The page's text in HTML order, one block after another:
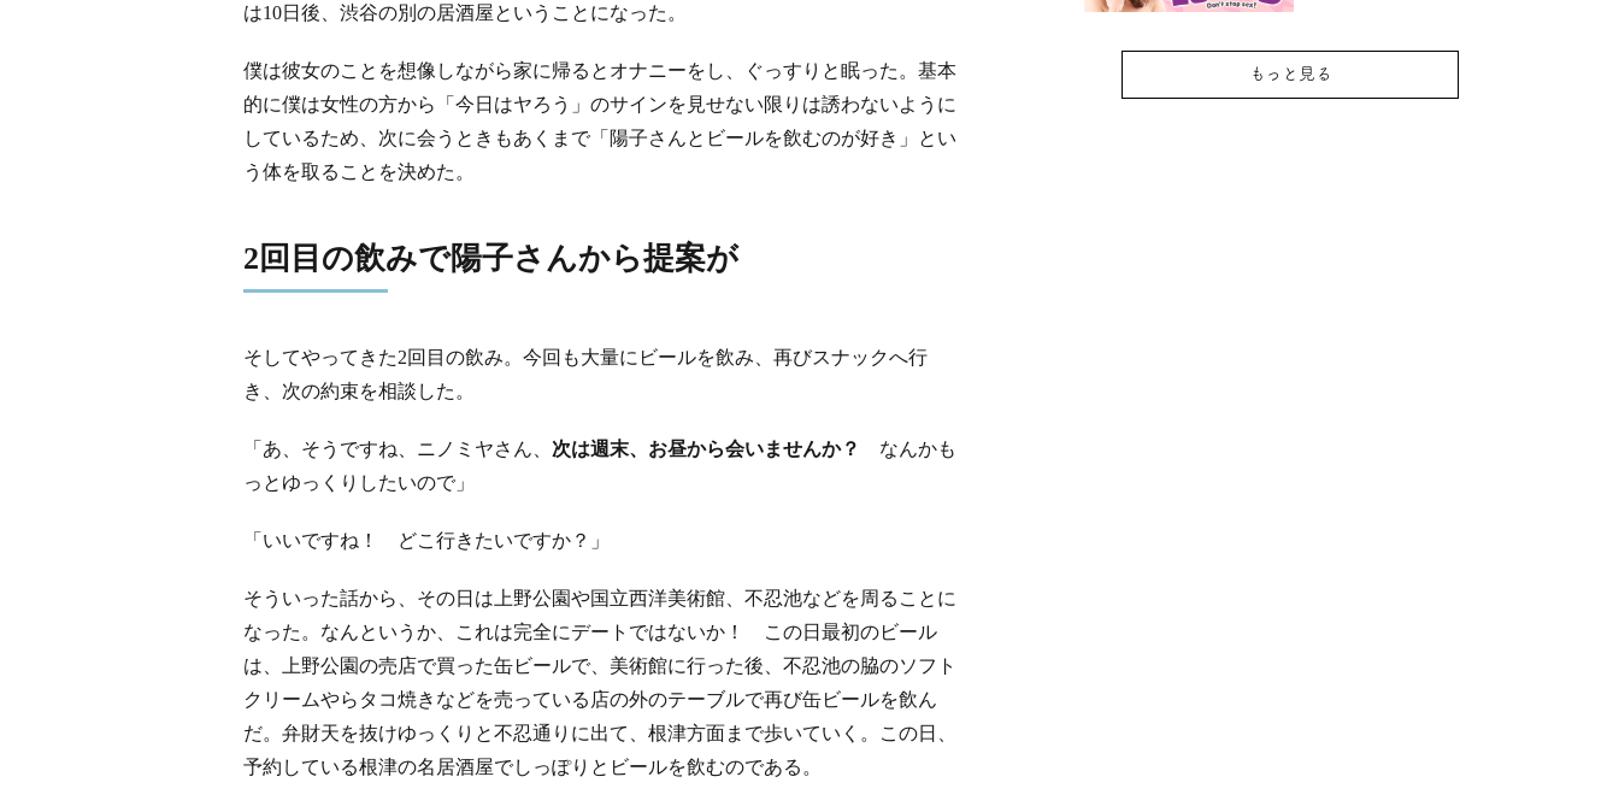
は10日後、渋谷の別の居酒屋ということになった。
僕は彼女のことを想像しながら家に帰るとオナニーをし、ぐっすりと眠った。基本
的に僕は女性の方から「今日はヤろう」のサインを見せない限りは誘わないように
しているため、次に会うときもあくまで「陽子さんとビールを飲むのが好き」とい
う体を取ることを決めた。
2回目の飲みで陽子さんから提案が
そしてやってきた2回目の飲み。今回も大量にビールを飲み、再びスナックへ行
き、次の約束を相談した。
「あ、そうですね、ニノミヤさん、 次は週末、お昼から会いませんか？
なんかも
っとゆっくりしたいので」
「いいですね！ どこ行きたいですか？」
そういった話から、その日は上野公園や国立西洋美術館、不忍池などを周ることに
なった。なんというか、これは完全にデートではないか！ この日最初のビール
は、上野公園の売店で買った缶ビールで、美術館に行った後、不忍池の脇のソフト
クリームやらタコ焼きなどを売っている店の外のテーブルで再び缶ビールを飲ん
だ。弁財天を抜けゆっくりと不忍通りに出て、根津方面まで歩いていく。この日、
予約している根津の名居酒屋でしっぽりとビールを飲むのである。
もっと見る